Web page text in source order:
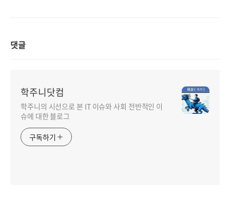
댓글
학주니닷컴
학주니의 시선으로 본 IT 이슈와 사회 전반적인 이
슈에 대한 블로그
구독하기